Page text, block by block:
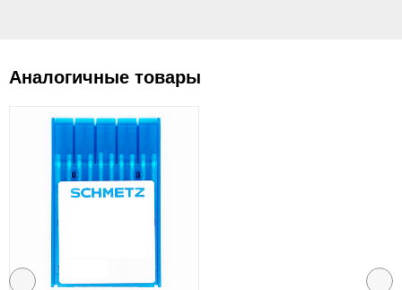
Аналогичные товары